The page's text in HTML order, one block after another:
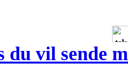
du vil sende